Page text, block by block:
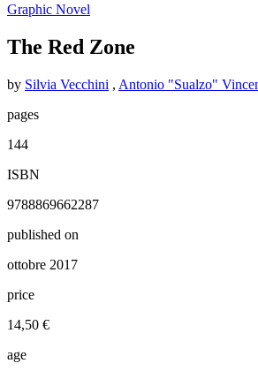
Graphic Novel
The Red Zone
by Silvia Vecchini , Antonio "Sualzo"
pages
144
ISBN
9788869662287
published on
ottobre 2017
price
14,50 €
age